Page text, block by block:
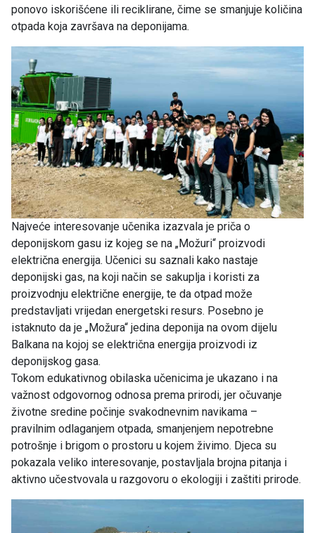
ponovo iskorišćene ili reciklirane, čime se smanjuje količina
otpada koja završava na deponijama.
Najveće interesovanje učenika izazvala je priča o
deponijskom gasu iz kojeg se na „Možuri“ proizvodi
električna energija. Učenici su saznali kako nastaje
deponijski gas, na koji način se sakuplja i koristi za
proizvodnju električne energije, te da otpad može
predstavljati vrijedan energetski resurs. Posebno je
istaknuto da je „Možura“ jedina deponija na ovom dijelu
Balkana na kojoj se električna energija proizvodi iz
deponijskog gasa.
Tokom edukativnog obilaska učenicima je ukazano i na
važnost odgovornog odnosa prema prirodi, jer očuvanje
životne sredine počinje svakodnevnim navikama –
pravilnim odlaganjem otpada, smanjenjem nepotrebne
potrošnje i brigom o prostoru u kojem živimo. Djeca su
pokazala veliko interesovanje, postavljala brojna pitanja i
aktivno učestvovala u razgovoru o ekologiji i zaštiti prirode.